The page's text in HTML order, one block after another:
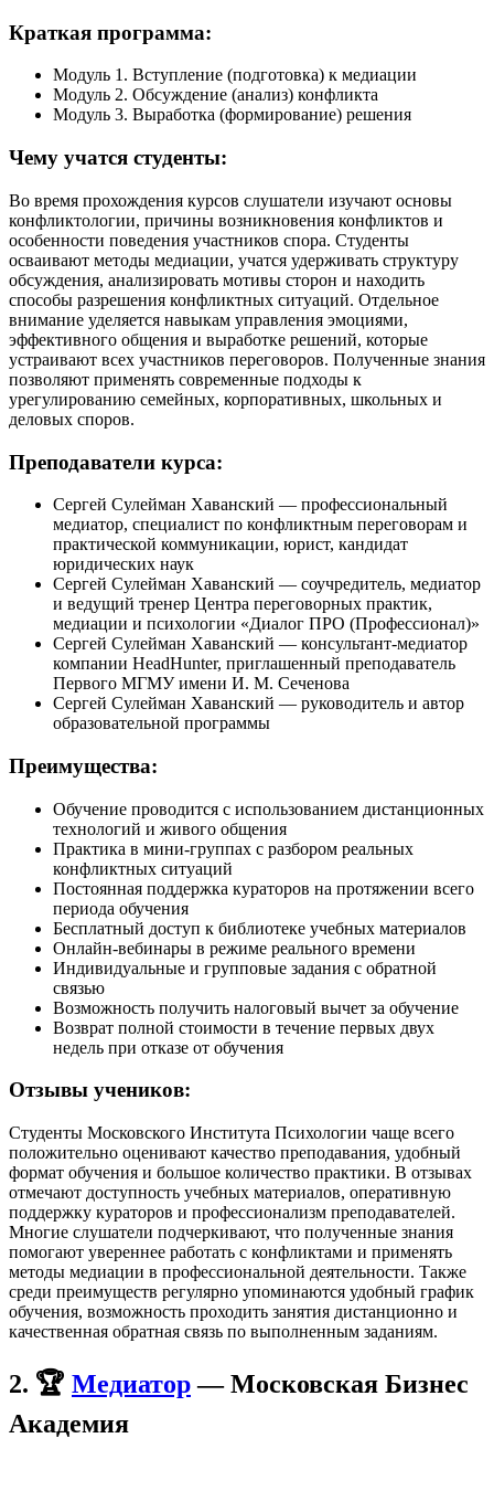
Краткая программа:
Модуль 1. Вступление (подготовка) к медиации
Модуль 2. Обсуждение (анализ) конфликта
Модуль 3. Выработка (формирование) решения
Чему учатся студенты:
Во время прохождения курсов слушатели изучают основы
конфликтологии, причины возникновения конфликтов и
особенности поведения участников спора. Студенты
осваивают методы медиации, учатся удерживать структуру
обсуждения, анализировать мотивы сторон и находить
способы разрешения конфликтных ситуаций. Отдельное
внимание уделяется навыкам управления эмоциями,
эффективного общения и выработке решений, которые
устраивают всех участников переговоров. Полученные знания
позволяют применять современные подходы к
урегулированию семейных, корпоративных, школьных и
деловых споров.
Преподаватели курса:
Сергей Сулейман Хаванский — профессиональный
медиатор, специалист по конфликтным переговорам и
практической коммуникации, юрист, кандидат
юридических наук
Сергей Сулейман Хаванский — соучредитель, медиатор
и ведущий тренер Центра переговорных практик,
медиации и психологии «Диалог ПРО (Профессионал)»
Сергей Сулейман Хаванский — консультант-медиатор
компании HeadHunter, приглашенный преподаватель
Первого МГМУ имени И. М. Сеченова
Сергей Сулейман Хаванский — руководитель и автор
образовательной программы
Преимущества:
Обучение проводится с использованием дистанционных
технологий и живого общения
Практика в мини-группах с разбором реальных
конфликтных ситуаций
Постоянная поддержка кураторов на протяжении всего
периода обучения
Бесплатный доступ к библиотеке учебных материалов
Онлайн-вебинары в режиме реального времени
Индивидуальные и групповые задания с обратной
связью
Возможность получить налоговый вычет за обучение
Возврат полной стоимости в течение первых двух
недель при отказе от обучения
Отзывы учеников:
Студенты Московского Института Психологии чаще всего
положительно оценивают качество преподавания, удобный
формат обучения и большое количество практики. В отзывах
отмечают доступность учебных материалов, оперативную
поддержку кураторов и профессионализм преподавателей.
Многие слушатели подчеркивают, что полученные знания
помогают увереннее работать с конфликтами и применять
методы медиации в профессиональной деятельности. Также
среди преимуществ регулярно упоминаются удобный график
обучения, возможность проходить занятия дистанционно и
качественная обратная связь по выполненным заданиям.
2. 🏆 Медиатор— Московская Бизнес
Академия